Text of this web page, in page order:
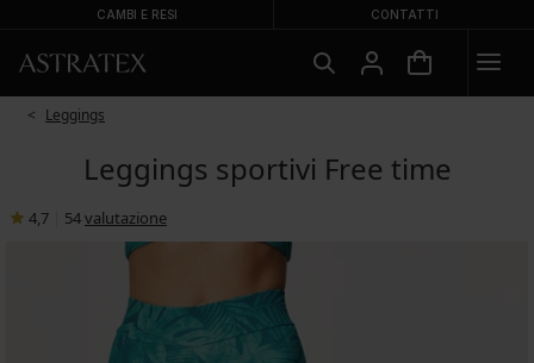
CAMBI E RESI CONTATTI
Leggings
Leggings sportivi Free time
4,7 54valutazione